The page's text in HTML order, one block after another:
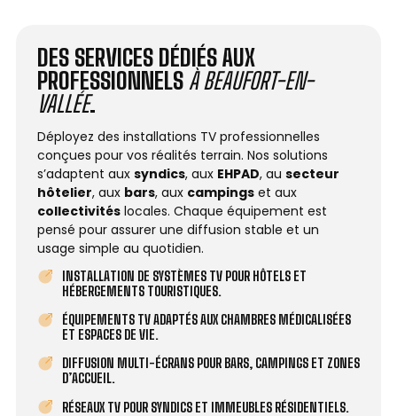
DES SERVICES DÉDIÉS AUX
PROFESSIONNELS À BEAUFORT-EN-
VALLÉE.
Déployez des installations TV professionnelles
conçues pour vos réalités terrain. Nos solutions
s’adaptent aux syndics, aux EHPAD, au secteur
hôtelier, aux bars, aux campings et aux
collectivités locales. Chaque équipement est
pensé pour assurer une diffusion stable et un
usage simple au quotidien.
INSTALLATION DE SYSTÈMES TV POUR HÔTELS ET
HÉBERGEMENTS TOURISTIQUES.
ÉQUIPEMENTS TV ADAPTÉS AUX CHAMBRES MÉDICALISÉES
ET ESPACES DE VIE.
DIFFUSION MULTI-ÉCRANS POUR BARS, CAMPINGS ET ZONES
D’ACCUEIL.
RÉSEAUX TV POUR SYNDICS ET IMMEUBLES RÉSIDENTIELS.